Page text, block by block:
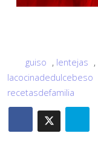
guiso , lentejas ,
lacocinadedulcebeso
recetasdefamilia